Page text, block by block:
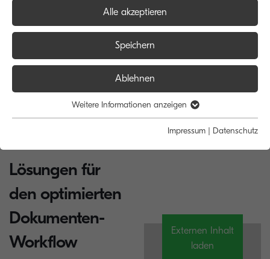
Software
Lösungen für
den optimierten
Dokumenten-
Workflow
Externen Inhalt
laden
Alle akzeptieren
Speichern
Ablehnen
Weitere Informationen anzeigen
Impressum | Datenschutz